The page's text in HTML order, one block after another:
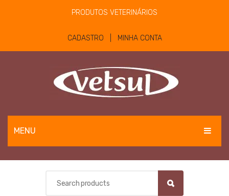
PRODUTOS VETERINÁRIOS
CADASTRO | MINHA CONTA
MENU
EQUINOS
BOVINOS E OVINOS